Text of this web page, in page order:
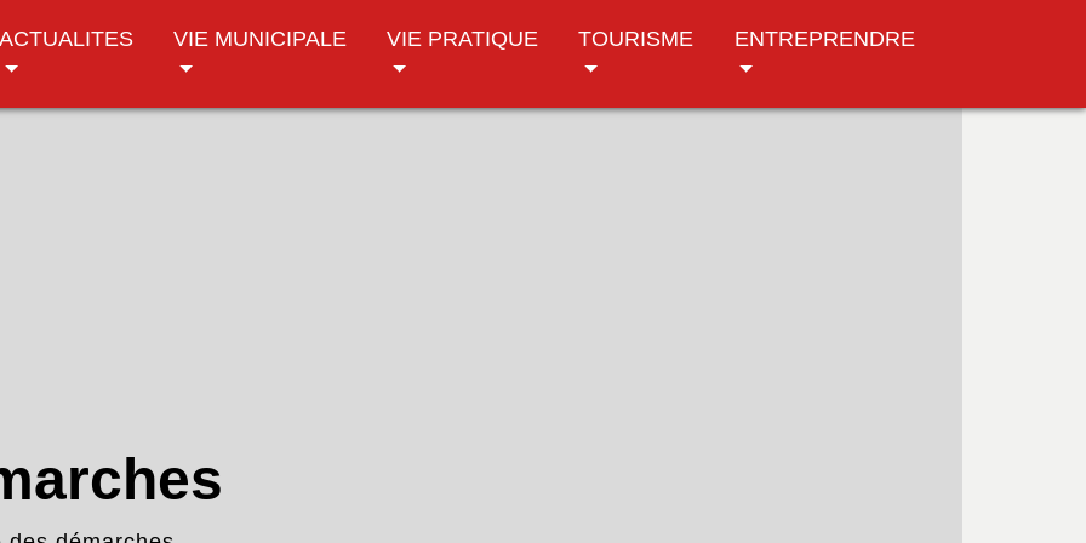
ACTUALITES VIE MUNICIPALE VIE PRATIQUE TOURISME ENTREPRENDRE